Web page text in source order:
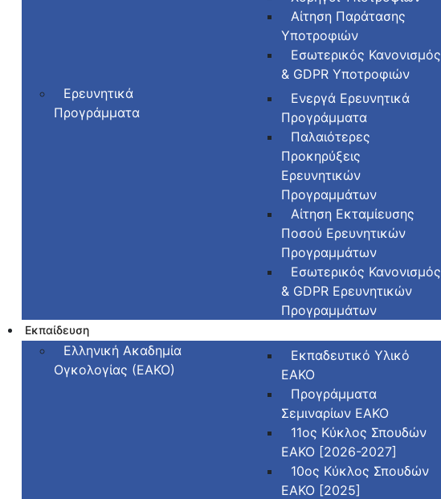
Αίτηση Παράτασης
Υποτροφιών
Εσωτερικός Κανονισμός
& GDPR Υποτροφιών
Ερευνητικά
Προγράμματα
Ενεργά Ερευνητικά
Προγράμματα
Παλαιότερες
Προκηρύξεις
Ερευνητικών
Προγραμμάτων
Αίτηση Εκταμίευσης
Ποσού Ερευνητικών
Προγραμμάτων
Εσωτερικός Κανονισμός
& GDPR Ερευνητικών
Προγραμμάτων
Εκπαίδευση
Ελληνική Ακαδημία
Ογκολογίας (ΕΑΚΟ)
Εκπαδευτικό Υλικό
ΕΑΚΟ
Προγράμματα
Σεμιναρίων ΕΑΚΟ
11ος Κύκλος Σπουδών
ΕΑΚΟ [2026-2027]
10ος Κύκλος Σπουδών
ΕΑΚΟ [2025]